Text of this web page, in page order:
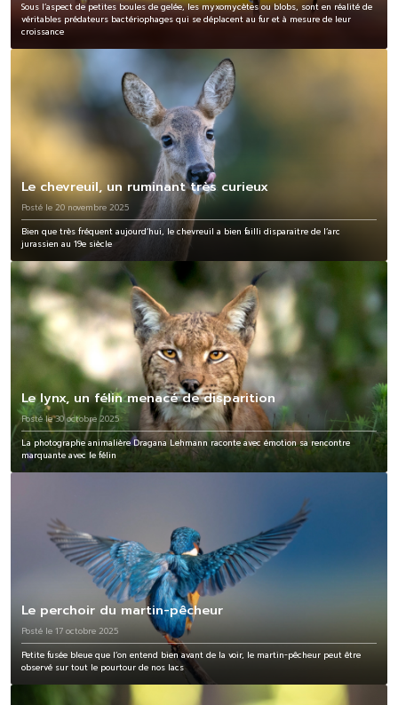
Sous l’aspect de petites boules de gelée, les myxomycètes ou blobs, sont en réalité de
véritables prédateurs bactériophages qui se déplacent au fur et à mesure de leur
croissance
Le chevreuil, un ruminant très curieux
Posté le 20 novembre 2025
Bien que très fréquent aujourd’hui, le chevreuil a bien failli disparaitre de l’arc
jurassien au 19e siècle
Le lynx, un félin menacé de disparition
Posté le 30 octobre 2025
La photographe animalière Dragana Lehmann raconte avec émotion sa rencontre
marquante avec le félin
Le perchoir du martin-pêcheur
Posté le 17 octobre 2025
Petite fusée bleue que l’on entend bien avant de la voir, le martin-pêcheur peut être
observé sur tout le pourtour de nos lacs